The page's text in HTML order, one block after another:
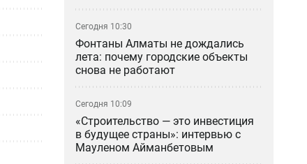
Сегодня 10:30
Фонтаны Алматы не дождались
лета: почему городские объекты
снова не работают
Сегодня 10:09
«Строительство — это инвестиция
в будущее страны»: интервью с
Мауленом Айманбетовым